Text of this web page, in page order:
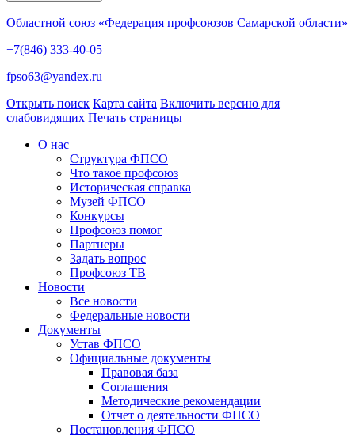
Областной союз «Федерация профсоюзов Самарской области»
+7(846) 333-40-05
fpso63@yandex.ru
Открыть поиск Карта сайта Включить версию для
слабовидящих Печать страницы
О нас
Структура ФПСО
Что такое профсоюз
Историческая справка
Музей ФПСО
Конкурсы
Профсоюз помог
Партнеры
Задать вопрос
Профсоюз ТВ
Новости
Все новости
Федеральные новости
Документы
Устав ФПСО
Официальные документы
Правовая база
Соглашения
Методические рекомендации
Отчет о деятельности ФПСО
Постановления ФПСО